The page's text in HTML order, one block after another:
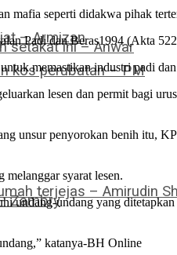
setakat ini – Anwar
kos perubatan – PM
– Armizan
terjejas – Amirudin
Zambry
mafia seperti didakwa pihak
Padi dan Beras1994 (Akta
memastikan industri padi dan
lesen dan permit bagi
unsur penyorokan benih itu,
syarat lesen.
undang-undang yang
katanya-BH Online